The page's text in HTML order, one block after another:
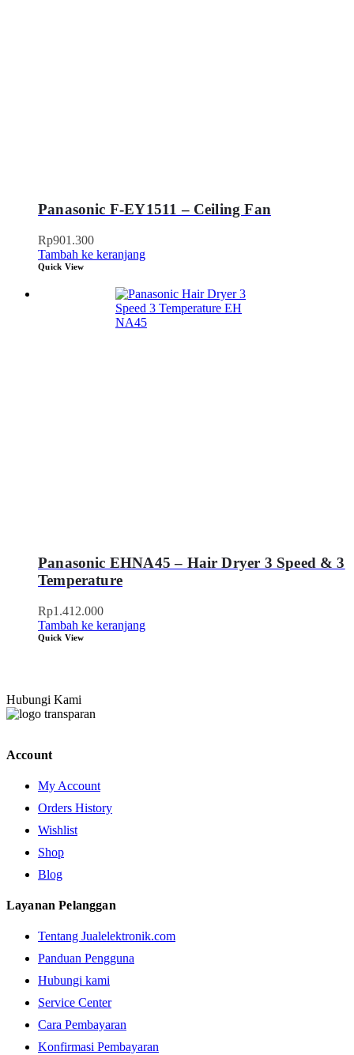
Panasonic F-EY1511 – Ceiling Fan
Rp901.300
Tambah ke keranjang
Quick View
Panasonic EHNA45 – Hair Dryer 3 Speed & 3
Temperature
Rp1.412.000
Tambah ke keranjang
Quick View
Hubungi Kami
Account
My Account
Orders History
Wishlist
Shop
Blog
Layanan Pelanggan
Tentang Jualelektronik.com
Panduan Pengguna
Hubungi kami
Service Center
Cara Pembayaran
Konfirmasi Pembayaran